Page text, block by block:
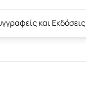
και Εκδόσεις